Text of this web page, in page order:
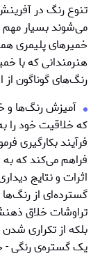
تنوع رنگ در
می‌شوند بسیار مهم
خمیرهای پلیمری
هنرمندانی که با
رنگ‌های گوناگون
آمیزش رنگ‌ها و
که خلاقیت خود را
فرآیند بکارگیری
فراهم می‌کند که
اثرات و نتایج
گسترده‌ای از
تراوشات خلاق
بلکه از تکراری
یک گستره‌ی رنگی -